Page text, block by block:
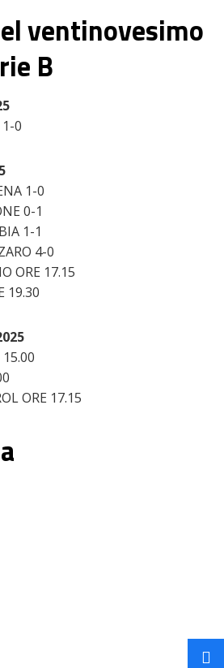
ventinovesimo
B
1-0
1-0
0-1
1-1
4-0
ORE 17.15
19.30
15.00
ORE 17.15